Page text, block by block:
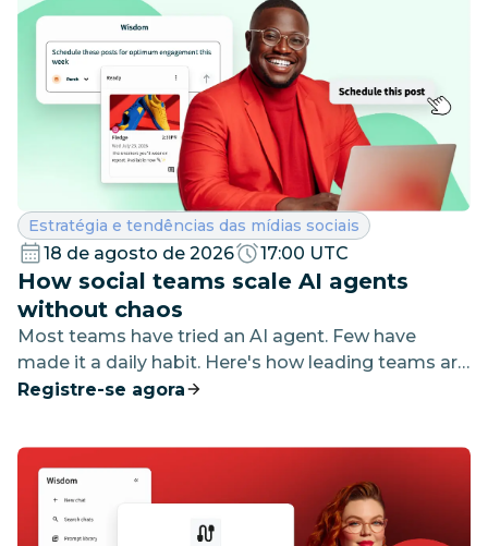
Categoria:
Estratégia e tendências das mídias sociais
18 de agosto de 2026 17:00 UTC
How social teams scale AI agents
without chaos
Most teams have tried an AI agent. Few have
made it a daily habit. Here's how leading teams are
closing that gap without losing brand control.
Registre-se agora